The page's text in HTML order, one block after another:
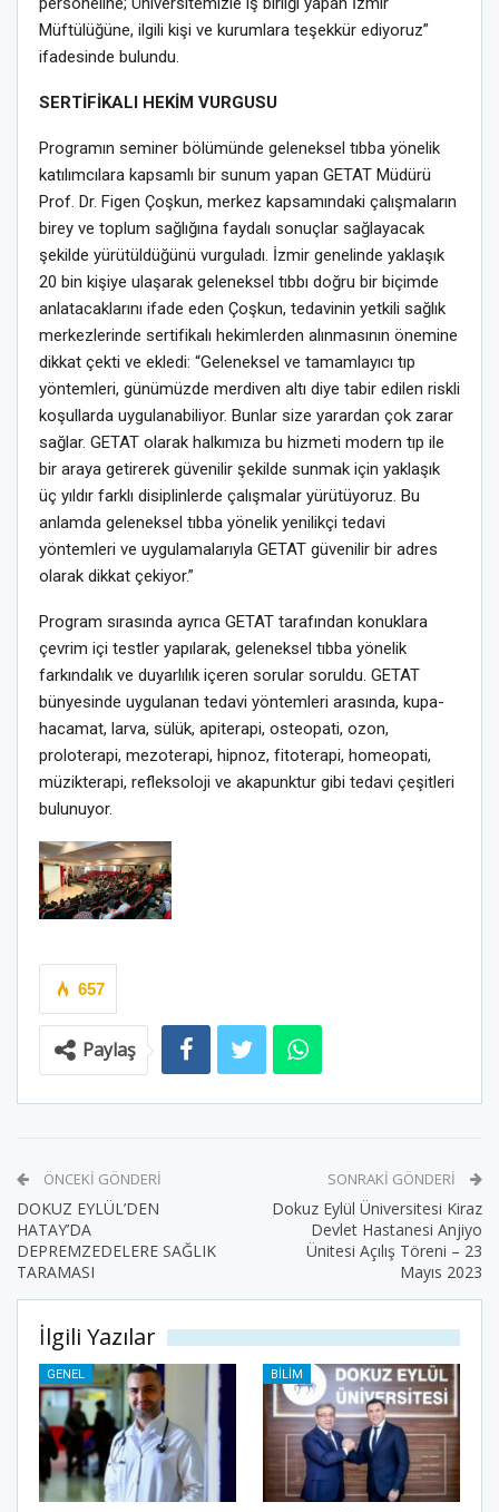
Müftülüğüne, ilgili kişi ve kurumlara teşekkür ediyoruz”
ifadesinde bulundu.
SERTİFİKALI HEKİM VURGUSU
Programın seminer bölümünde geleneksel tıbba yönelik
katılımcılara kapsamlı bir sunum yapan GETAT Müdürü
Prof. Dr. Figen Çoşkun, merkez kapsamındaki çalışmaların
birey ve toplum sağlığına faydalı sonuçlar sağlayacak
şekilde yürütüldüğünü vurguladı. İzmir genelinde yaklaşık
20 bin kişiye ulaşarak geleneksel tıbbı doğru bir biçimde
anlatacaklarını ifade eden Çoşkun, tedavinin yetkili sağlık
merkezlerinde sertifikalı hekimlerden alınmasının önemine
dikkat çekti ve ekledi: “Geleneksel ve tamamlayıcı tıp
yöntemleri, günümüzde merdiven altı diye tabir edilen riskli
koşullarda uygulanabiliyor. Bunlar size yarardan çok zarar
sağlar. GETAT olarak halkımıza bu hizmeti modern tıp ile
bir araya getirerek güvenilir şekilde sunmak için yaklaşık
üç yıldır farklı disiplinlerde çalışmalar yürütüyoruz. Bu
anlamda geleneksel tıbba yönelik yenilikçi tedavi
yöntemleri ve uygulamalarıyla GETAT güvenilir bir adres
olarak dikkat çekiyor.”
Program sırasında ayrıca GETAT tarafından konuklara
çevrim içi testler yapılarak, geleneksel tıbba yönelik
farkındalık ve duyarlılık içeren sorular soruldu. GETAT
bünyesinde uygulanan tedavi yöntemleri arasında, kupa-
hacamat, larva, sülük, apiterapi, osteopati, ozon,
proloterapi, mezoterapi, hipnoz, fitoterapi, homeopati,
müzikterapi, refleksoloji ve akapunktur gibi tedavi çeşitleri
bulunuyor.
657
Paylaş
ÖNCEKI GÖNDERI
DOKUZ EYLÜL’DEN
HATAY’DA
DEPREMZEDELERE SAĞLIK
TARAMASI
SONRAKI GÖNDERI
Dokuz Eylül Üniversitesi Kiraz
Devlet Hastanesi Anjiyo
Ünitesi Açılış Töreni – 23
Mayıs 2023
İlgili Yazılar
GENEL BILIM